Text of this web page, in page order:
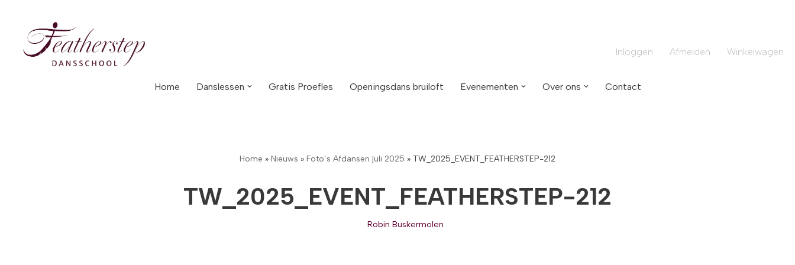
Meteen
naar
Inloggen Afmelden Winkelwagen
Home Danslessen Gratis Proefles Openingsdans bruiloft Evenementen Over ons Contact
Home » Nieuws » Foto’s Afdansen juli 2025 » TW_2025_EVENT_FEATHERSTEP-212
TW_2025_EVENT_FEATHERSTEP-212
Robin Buskermolen